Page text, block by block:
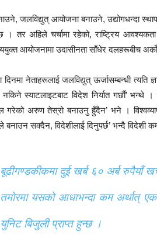
जलविद्युत् आयोजना बनाउने, उद्योगधन्दा
तर अहिले चर्चामा रहेको, राष्ट्रिय आवश्यकता
आयोजनामा उदासीनता साँधेर दलहरूबीच
दिनमा नेताहरूलाई जलविद्युत् ऊर्जासम्बन्धी
नकिने स्याटलाइटबाट विदेश निर्यात गर्छाैं’
गरेको अरुण तेस्रो बनाउनु हुँदैन’ भने ।
बनाउन सक्दैन, विदेशीलाई दिनुपर्छ’ भन्दै विदेशी
बूढीगण्डकीकमा दुई खर्ब ६० अर्ब रुपैयाँ
तमोरमा यसको आधाभन्दा कम अर्थात्
युनिट बिजुली प्राप्त हुन्छ ।